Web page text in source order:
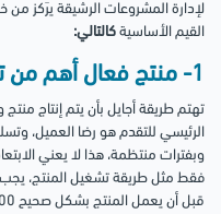
لإدارة المشروعات الرشيقة يرَكز من
القيم الأساسية كالتالي:
1- منتج فعال أهم من توثيق شامل
تهتم طريقة أجايل بأن يتم إنتاج
الرئيسي للتقدم هو رضا العميل،
وبفترات منتظمة، هذا لا يعني
فقط مثل طريقة تشغيل المنتج، يجب